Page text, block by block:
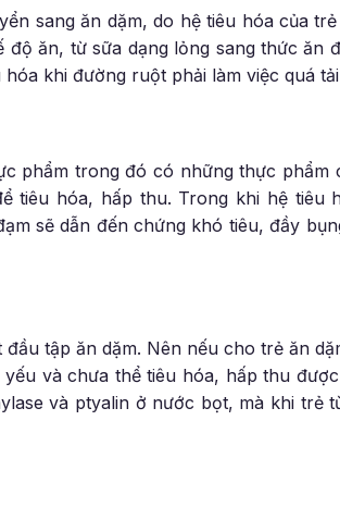
sang ăn dặm, do hệ tiêu hóa của
ăn, từ sữa dạng lỏng sang thức ăn
khi đường ruột phải làm việc quá
phẩm trong đó có những thực phẩm
tiêu hóa, hấp thu. Trong khi hệ tiêu
sẽ dẫn đến chứng khó tiêu, đầy
tập ăn dặm. Nên nếu cho trẻ ăn
và chưa thể tiêu hóa, hấp thu
và ptyalin ở nước bọt, mà khi trẻ